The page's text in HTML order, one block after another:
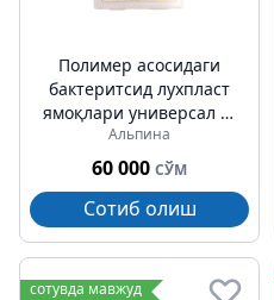
Полимер асосидаги
бактеритсид лухпласт
ямоқлари универсал №
40
Альпина
60 000 СЎМ
Сотиб олиш
сотувда мавжуд